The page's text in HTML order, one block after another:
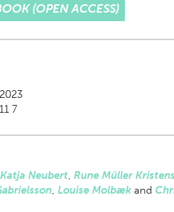
(OPEN ACCESS)
7
Katja Neubert, Rune Müller
, Louise Molbækand